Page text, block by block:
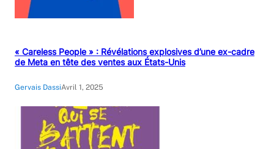
« Careless People » : Révélations explosives d’une ex-cadre
de Meta en tête des ventes aux États-Unis
Gervais DassiAvril 1, 2025